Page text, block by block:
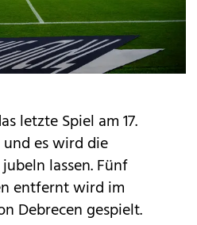
letzte Spiel am 17.
es wird die
lassen. Fünf
entfernt wird im
Debrecen gespielt.